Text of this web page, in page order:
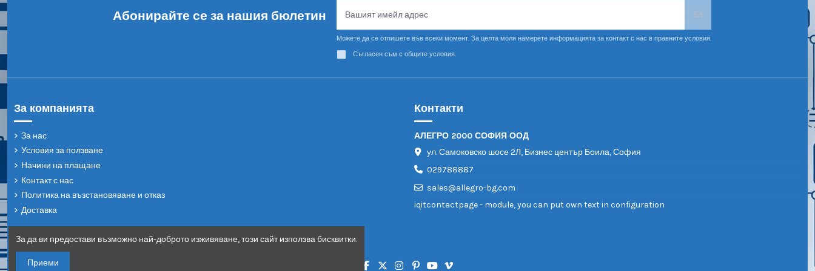
Абонирайте се за нашия бюлетин
Можете да се отпишете във всеки момент. За целта моля намерете информацията за контакт с нас в правните условия.
Съгласен съм с общите условия.
За компанията
За нас
Условия за ползване
Начини на плащане
Контакт с нас
Политика на възстановяване и отказ
Доставка
Контакти
АЛЕГРО 2000 СОФИЯ ООД
ул. Самоковско шосе 2Л, Бизнес център Боила, София
029788887
sales@allegro-bg.com
iqitcontactpage - module, you can put own text in configuration
За да ви предостави възможно най-доброто изживяване, този сайт използва бисквитки.
Приеми